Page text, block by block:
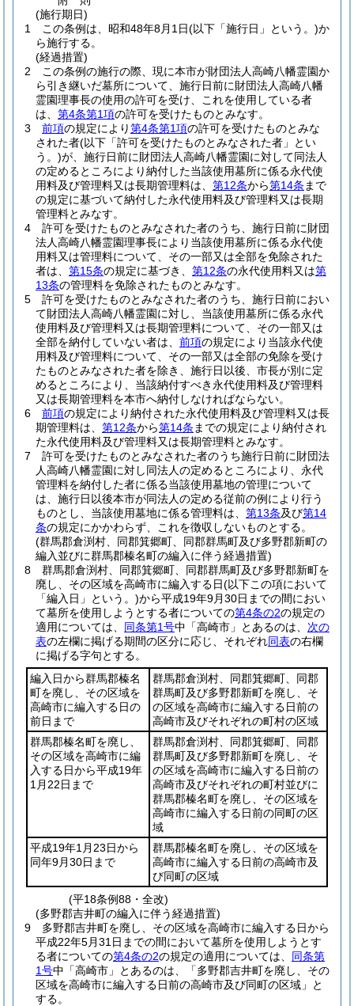
(施行期日)
1
この条例は、昭和48年8月1日(以下「施行日」という。)か
ら施行する。
(経過措置)
2
この条例の施行の際、現に本市が財団法人高崎八幡霊園か
ら引き継いだ墓所について、施行日前に財団法人高崎八幡
霊園理事長の使用の許可を受け、これを使用している者
は、 第4条第1項の許可を受けたものとみなす。
3
前項の規定により第4条第1項の許可を受けたものとみな
された者(以下「許可を受けたものとみなされた者」とい
う。)が、施行日前に財団法人高崎八幡霊園に対して同法人
の定めるところにより納付した当該使用墓所に係る永代使
用料及び管理料又は長期管理料は、 第12条から第14条 まで
の規定に基づいて納付した永代使用料及び管理料又は長期
管理料とみなす。
4
許可を受けたものとみなされた者のうち、施行日前に財団
法人高崎八幡霊園理事長により当該使用墓所に係る永代使
用料又は管理料について、その一部又は全部を免除された
者は、 第15条の規定に基づき、 第12条の永代使用料又は第
13条の管理料を免除されたものとみなす。
5
許可を受けたものとみなされた者のうち、施行日前におい
て財団法人高崎八幡霊園に対し、当該使用墓所に係る永代
使用料及び管理料又は長期管理料について、その一部又は
全部を納付していない者は、 前項の規定により当該永代使
用料及び管理料について、その一部又は全部の免除を受け
たものとみなされた者を除き、施行日以後、市長が別に定
めるところにより、当該納付すべき永代使用料及び管理料
又は長期管理料を本市へ納付しなければならない。
6
前項の規定により納付された永代使用料及び管理料又は長
期管理料は、 第12条から第14条 までの規定により納付され
た永代使用料及び管理料又は長期管理料とみなす。
7
許可を受けたものとみなされた者のうち施行日前に財団法
人高崎八幡霊園に対し同法人の定めるところにより、永代
管理料を納付した者に係る当該使用墓地の管理について
は、施行日以後本市が同法人の定める従前の例により行う
ものとし、当該使用墓地に係る管理料は、 第13条及び第14
条の規定にかかわらず、これを徴収しないものとする。
(群馬郡倉渕村、同郡箕郷町、同郡群馬町及び多野郡新町の
編入並びに群馬郡榛名町の編入に伴う経過措置)
8
群馬郡倉渕村、同郡箕郷町、同郡群馬町及び多野郡新町を
廃し、その区域を高崎市に編入する日(以下この項において
「編入日」という。)から平成19年9月30日までの間におい
て墓所を使用しようとする者についての第4条の2の規定の
適用については、 同条第1号中「高崎市」とあるのは、 次の
表の左欄に掲げる期間の区分に応じ、それぞれ同表の右欄
に掲げる字句とする。
編入日から群馬郡榛名
町を廃し、その区域を
高崎市に編入する日の
前日まで
群馬郡倉渕村、同郡箕郷町、同郡
群馬町及び多野郡新町を廃し、そ
の区域を高崎市に編入する日前の
高崎市及びそれぞれの町村の区域
群馬郡榛名町を廃し、
その区域を高崎市に編
入する日から平成19年
1月22日まで
群馬郡倉渕村、同郡箕郷町、同郡
群馬町及び多野郡新町を廃し、そ
の区域を高崎市に編入する日前の
高崎市及びそれぞれの町村並びに
群馬郡榛名町を廃し、その区域を
高崎市に編入する日前の同町の区
域
平成19年1月23日から
同年9月30日まで
群馬郡榛名町を廃し、その区域を
高崎市に編入する日前の高崎市及
び同町の区域
(平18条例88・全改)
(多野郡吉井町の編入に伴う経過措置)
9
多野郡吉井町を廃し、その区域を高崎市に編入する日から
平成22年5月31日までの間において墓所を使用しようとす
る者についての第4条の2の規定の適用については、 同条第
1号中「高崎市」とあるのは、「多野郡吉井町を廃し、その
区域を高崎市に編入する日前の高崎市及び同町の区域」と
する。